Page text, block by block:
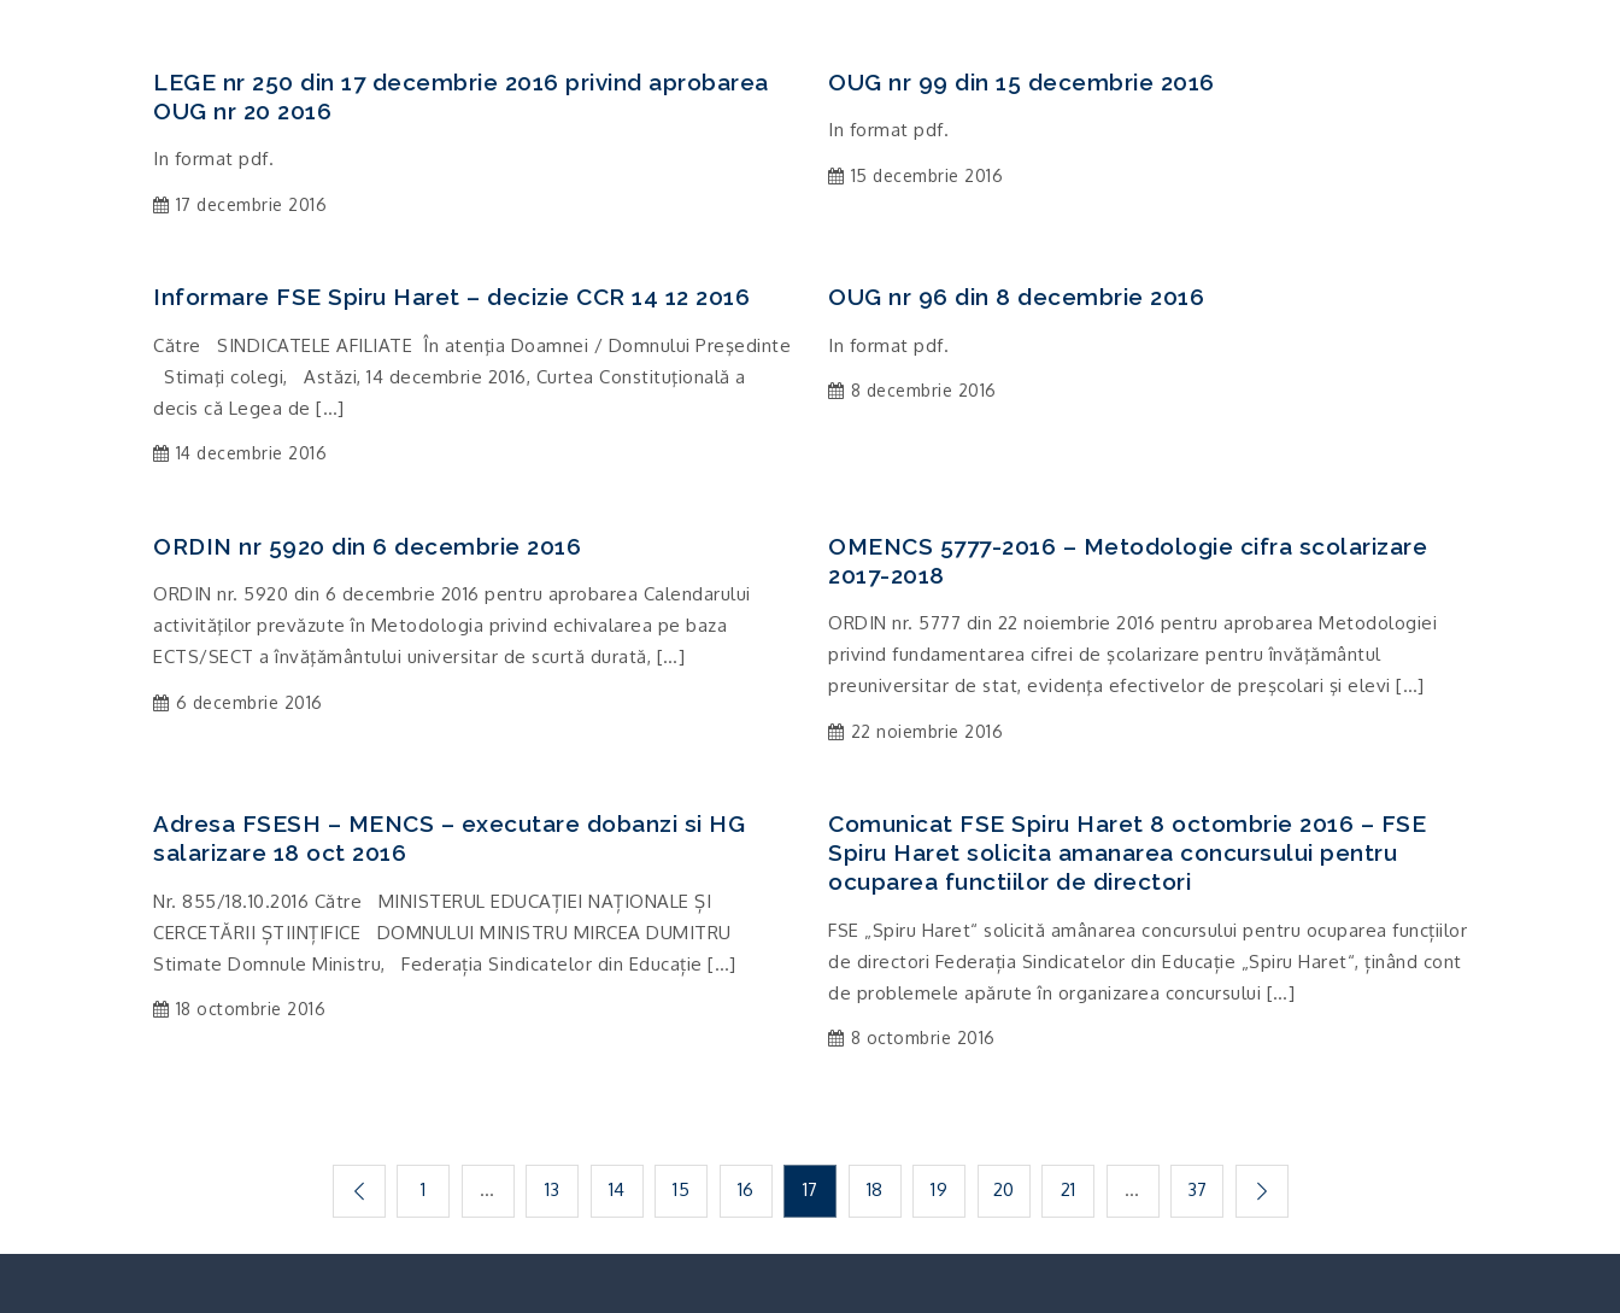
LEGE nr 250 din 17 decembrie 2016 privind aprobarea
OUG nr 20 2016
In format pdf.
17 decembrie 2016
OUG nr 99 din 15 decembrie 2016
In format pdf.
15 decembrie 2016
Informare FSE Spiru Haret – decizie CCR 14 12 2016
Către SINDICATELE AFILIATE În atenţia Doamnei / Domnului Preşedinte
Stimaţi colegi, Astăzi, 14 decembrie 2016, Curtea Constituţională a
decis că Legea de […]
14 decembrie 2016
OUG nr 96 din 8 decembrie 2016
In format pdf.
8 decembrie 2016
ORDIN nr 5920 din 6 decembrie 2016
ORDIN nr. 5920 din 6 decembrie 2016 pentru aprobarea Calendarului
activităţilor prevăzute în Metodologia privind echivalarea pe baza
ECTS/SECT a învăţământului universitar de scurtă durată, […]
6 decembrie 2016
OMENCS 5777-2016 – Metodologie cifra scolarizare
2017-2018
ORDIN nr. 5777 din 22 noiembrie 2016 pentru aprobarea Metodologiei
privind fundamentarea cifrei de şcolarizare pentru învăţământul
preuniversitar de stat, evidenţa efectivelor de preşcolari şi elevi […]
22 noiembrie 2016
Adresa FSESH – MENCS – executare dobanzi si HG
salarizare 18 oct 2016
Nr. 855/18.10.2016 Către MINISTERUL EDUCAȚIEI NAȚIONALE ȘI
CERCETĂRII ȘTIINȚIFICE DOMNULUI MINISTRU MIRCEA DUMITRU
Stimate Domnule Ministru, Federația Sindicatelor din Educație […]
18 octombrie 2016
Comunicat FSE Spiru Haret 8 octombrie 2016 – FSE
Spiru Haret solicita amanarea concursului pentru
ocuparea functiilor de directori
FSE „Spiru Haret“ solicită amânarea concursului pentru ocuparea funcțiilor
de directori Federația Sindicatelor din Educație „Spiru Haret“, ținând cont
de problemele apărute în organizarea concursului […]
8 octombrie 2016
1 … 13 14 15 16 17 18 19 20 21 … 37